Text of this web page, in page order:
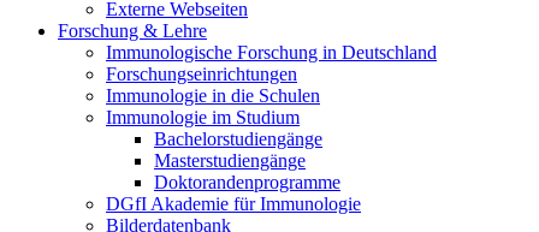
Externe Webseiten
Forschung & Lehre
Immunologische Forschung in Deutschland
Forschungseinrichtungen
Immunologie in die Schulen
Immunologie im Studium
Bachelorstudiengänge
Masterstudiengänge
Doktorandenprogramme
DGfI Akademie für Immunologie
Bilderdatenbank